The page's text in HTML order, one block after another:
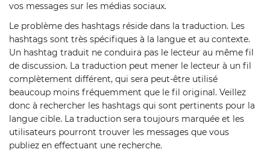
vos messages sur les médias sociaux.
Le problème des hashtags réside dans la traduction. Les
hashtags sont très spécifiques à la langue et au contexte.
Un hashtag traduit ne conduira pas le lecteur au même fil
de discussion. La traduction peut mener le lecteur à un fil
complètement différent, qui sera peut-être utilisé
beaucoup moins fréquemment que le fil original. Veillez
donc à rechercher les hashtags qui sont pertinents pour la
langue cible. La traduction sera toujours marquée et les
utilisateurs pourront trouver les messages que vous
publiez en effectuant une recherche.